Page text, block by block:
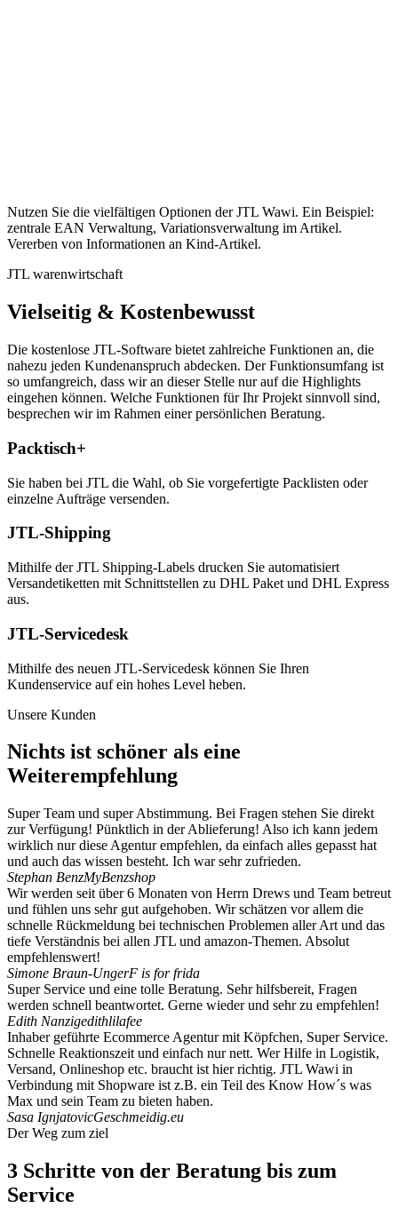
Nutzen Sie die vielfältigen Optionen der JTL Wawi. Ein Beispiel:
zentrale EAN Verwaltung, Variationsverwaltung im Artikel.
Vererben von Informationen an Kind-Artikel.
JTL warenwirtschaft
Vielseitig & Kostenbewusst
Die kostenlose JTL-Software bietet zahlreiche Funktionen an, die
nahezu jeden Kundenanspruch abdecken. Der Funktionsumfang ist
so umfangreich, dass wir an dieser Stelle nur auf die Highlights
eingehen können. Welche Funktionen für Ihr Projekt sinnvoll sind,
besprechen wir im Rahmen einer persönlichen Beratung.
Packtisch+
Sie haben bei JTL die Wahl, ob Sie vorgefertigte Packlisten oder
einzelne Aufträge versenden.
JTL-Shipping
Mithilfe der JTL Shipping-Labels drucken Sie automatisiert
Versandetiketten mit Schnittstellen zu DHL Paket und DHL Express
aus.
JTL-Servicedesk
Mithilfe des neuen JTL-Servicedesk können Sie Ihren
Kundenservice auf ein hohes Level heben.
Unsere Kunden
Nichts ist schöner als eine
Weiterempfehlung
Super Team und super Abstimmung. Bei Fragen stehen Sie direkt
zur Verfügung! Pünktlich in der Ablieferung! Also ich kann jedem
wirklich nur diese Agentur empfehlen, da einfach alles gepasst hat
und auch das wissen besteht. Ich war sehr zufrieden.
Stephan BenzMyBenzshop
Wir werden seit über 6 Monaten von Herrn Drews und Team betreut
und fühlen uns sehr gut aufgehoben. Wir schätzen vor allem die
schnelle Rückmeldung bei technischen Problemen aller Art und das
tiefe Verständnis bei allen JTL und amazon-Themen. Absolut
empfehlenswert!
Simone Braun-UngerF is for frida
Super Service und eine tolle Beratung. Sehr hilfsbereit, Fragen
werden schnell beantwortet. Gerne wieder und sehr zu empfehlen!
Edith Nanzigedithlilafee
Inhaber geführte Ecommerce Agentur mit Köpfchen, Super Service.
Schnelle Reaktionszeit und einfach nur nett. Wer Hilfe in Logistik,
Versand, Onlineshop etc. braucht ist hier richtig. JTL Wawi in
Verbindung mit Shopware ist z.B. ein Teil des Know How´s was
Max und sein Team zu bieten haben.
Sasa IgnjatovicGeschmeidig.eu
Der Weg zum ziel
3 Schritte von der Beratung bis zum
Service